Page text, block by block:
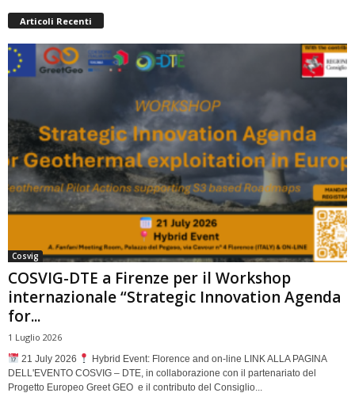
Articoli Recenti
Cosvig
COSVIG-DTE a Firenze per il Workshop
internazionale “Strategic Innovation Agenda
for...
1 Luglio 2026
21 July 2026
Hybrid Event: Florence and on-line LINK ALLA PAGINA
DELL'EVENTO COSVIG – DTE, in collaborazione con il partenariato del
Progetto Europeo Greet GEO e il contributo del Consiglio...